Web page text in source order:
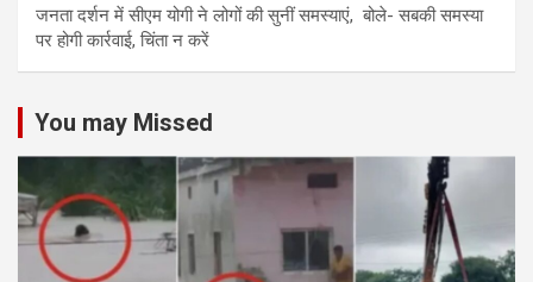
जनता दर्शन में सीएम योगी ने लोगों की सुनीं समस्याएं, बोले- सबकी समस्या
पर होगी कार्रवाई, चिंता न करें
You may Missed